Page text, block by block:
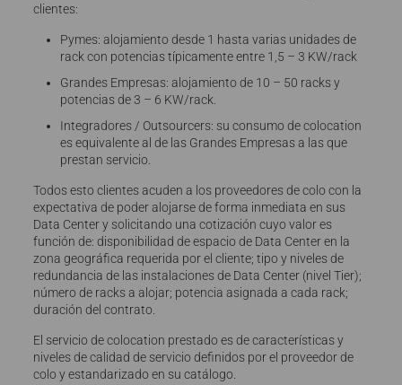
clientes:
Pymes: alojamiento desde 1 hasta varias unidades de
rack con potencias típicamente entre 1,5 – 3 KW/rack
Grandes Empresas: alojamiento de 10 – 50 racks y
potencias de 3 – 6 KW/rack.
Integradores / Outsourcers: su consumo de colocation
es equivalente al de las Grandes Empresas a las que
prestan servicio.
Todos esto clientes acuden a los proveedores de colo con la
expectativa de poder alojarse de forma inmediata en sus
Data Center y solicitando una cotización cuyo valor es
función de: disponibilidad de espacio de Data Center en la
zona geográfica requerida por el cliente; tipo y niveles de
redundancia de las instalaciones de Data Center (nivel Tier);
número de racks a alojar; potencia asignada a cada rack;
duración del contrato.
El servicio de colocation prestado es de características y
niveles de calidad de servicio definidos por el proveedor de
colo y estandarizado en su catálogo.